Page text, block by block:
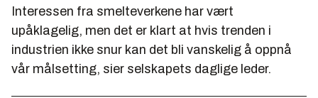
Interessen fra smelteverkene har vært
upåklagelig, men det er klart at hvis trenden i
industrien ikke snur kan det bli vanskelig å oppnå
vår målsetting, sier selskapets daglige leder.